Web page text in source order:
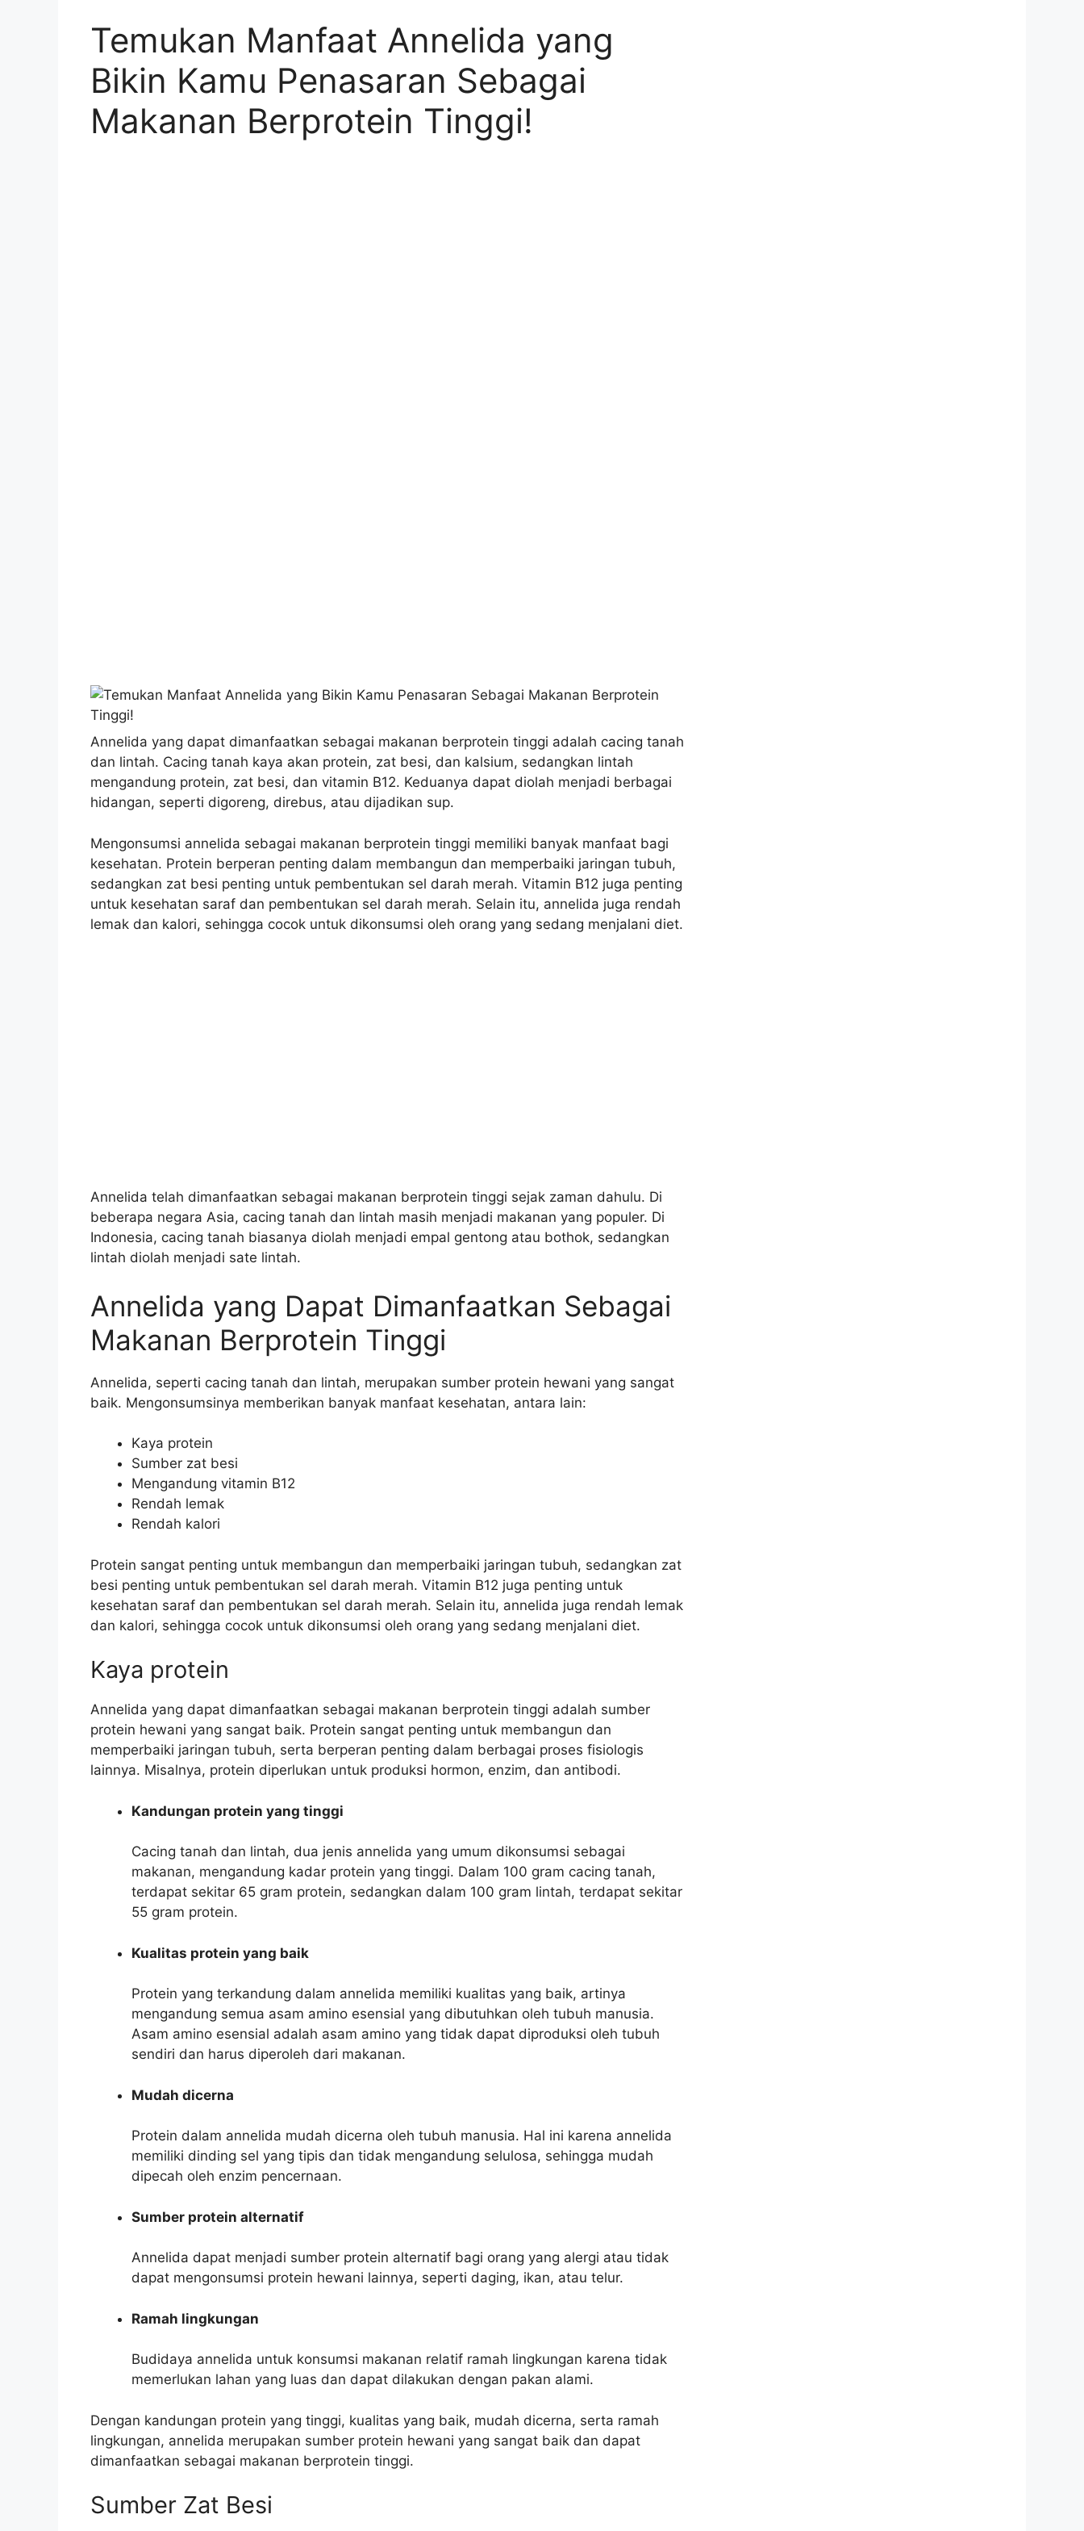
Temukan Manfaat Annelida yang
Bikin Kamu Penasaran Sebagai
Makanan Berprotein Tinggi!
Annelida yang dapat dimanfaatkan sebagai makanan berprotein tinggi adalah cacing tanah
dan lintah. Cacing tanah kaya akan protein, zat besi, dan kalsium, sedangkan lintah
mengandung protein, zat besi, dan vitamin B12. Keduanya dapat diolah menjadi berbagai
hidangan, seperti digoreng, direbus, atau dijadikan sup.
Mengonsumsi annelida sebagai makanan berprotein tinggi memiliki banyak manfaat bagi
kesehatan. Protein berperan penting dalam membangun dan memperbaiki jaringan tubuh,
sedangkan zat besi penting untuk pembentukan sel darah merah. Vitamin B12 juga penting
untuk kesehatan saraf dan pembentukan sel darah merah. Selain itu, annelida juga rendah
lemak dan kalori, sehingga cocok untuk dikonsumsi oleh orang yang sedang menjalani diet.
Annelida telah dimanfaatkan sebagai makanan berprotein tinggi sejak zaman dahulu. Di
beberapa negara Asia, cacing tanah dan lintah masih menjadi makanan yang populer. Di
Indonesia, cacing tanah biasanya diolah menjadi empal gentong atau bothok, sedangkan
lintah diolah menjadi sate lintah.
Annelida yang Dapat Dimanfaatkan Sebagai
Makanan Berprotein Tinggi
Annelida, seperti cacing tanah dan lintah, merupakan sumber protein hewani yang sangat
baik. Mengonsumsinya memberikan banyak manfaat kesehatan, antara lain:
Kaya protein
Sumber zat besi
Mengandung vitamin B12
Rendah lemak
Rendah kalori
Protein sangat penting untuk membangun dan memperbaiki jaringan tubuh, sedangkan zat
besi penting untuk pembentukan sel darah merah. Vitamin B12 juga penting untuk
kesehatan saraf dan pembentukan sel darah merah. Selain itu, annelida juga rendah lemak
dan kalori, sehingga cocok untuk dikonsumsi oleh orang yang sedang menjalani diet.
Kaya protein
Annelida yang dapat dimanfaatkan sebagai makanan berprotein tinggi adalah sumber
protein hewani yang sangat baik. Protein sangat penting untuk membangun dan
memperbaiki jaringan tubuh, serta berperan penting dalam berbagai proses fisiologis
lainnya. Misalnya, protein diperlukan untuk produksi hormon, enzim, dan antibodi.
Kandungan protein yang tinggi
Cacing tanah dan lintah, dua jenis annelida yang umum dikonsumsi sebagai
makanan, mengandung kadar protein yang tinggi. Dalam 100 gram cacing tanah,
terdapat sekitar 65 gram protein, sedangkan dalam 100 gram lintah, terdapat sekitar
55 gram protein.
Kualitas protein yang baik
Protein yang terkandung dalam annelida memiliki kualitas yang baik, artinya
mengandung semua asam amino esensial yang dibutuhkan oleh tubuh manusia.
Asam amino esensial adalah asam amino yang tidak dapat diproduksi oleh tubuh
sendiri dan harus diperoleh dari makanan.
Mudah dicerna
Protein dalam annelida mudah dicerna oleh tubuh manusia. Hal ini karena annelida
memiliki dinding sel yang tipis dan tidak mengandung selulosa, sehingga mudah
dipecah oleh enzim pencernaan.
Sumber protein alternatif
Annelida dapat menjadi sumber protein alternatif bagi orang yang alergi atau tidak
dapat mengonsumsi protein hewani lainnya, seperti daging, ikan, atau telur.
Ramah lingkungan
Budidaya annelida untuk konsumsi makanan relatif ramah lingkungan karena tidak
memerlukan lahan yang luas dan dapat dilakukan dengan pakan alami.
Dengan kandungan protein yang tinggi, kualitas yang baik, mudah dicerna, serta ramah
lingkungan, annelida merupakan sumber protein hewani yang sangat baik dan dapat
dimanfaatkan sebagai makanan berprotein tinggi.
Sumber Zat Besi